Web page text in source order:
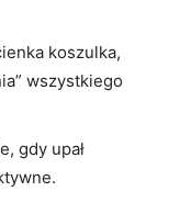
koszulka,
wszystkiego
gdy upał